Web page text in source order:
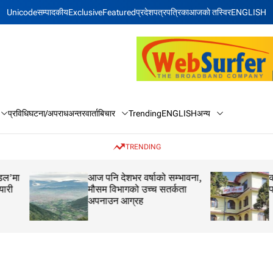
Unicodeसम्पादकीयExclusiveFeaturedप्रदेशपत्रपत्रिकाआजकाे तस्विरENGLISH
प्रविधिघटना/अपराधअन्तरवार्ताबिचार TrendingENGLISHअन्य
TRENDING
आज पनि देशभर वर्षाको सम्भावना,
मौसम विभागको उच्च सतर्कता
अपनाउन आग्रह
कक्षा १२ को मौका
परीक्षाफल प्रकाशित